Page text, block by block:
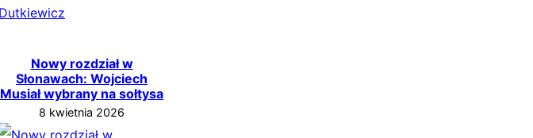
Nowy rozdział w
Słonawach: Wojciech
Musiał wybrany na sołtysa
8 kwietnia 2026